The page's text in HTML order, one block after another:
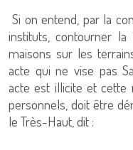
Si on entend, par la
instituts, contourner
maisons sur les
acte qui ne vise pas
acte est illicite et cette
personnels, doit être
le Très-Haut, dit :